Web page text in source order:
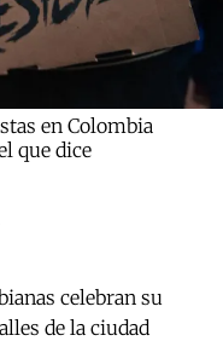
en Colombia
que dice
celebran su
de la ciudad